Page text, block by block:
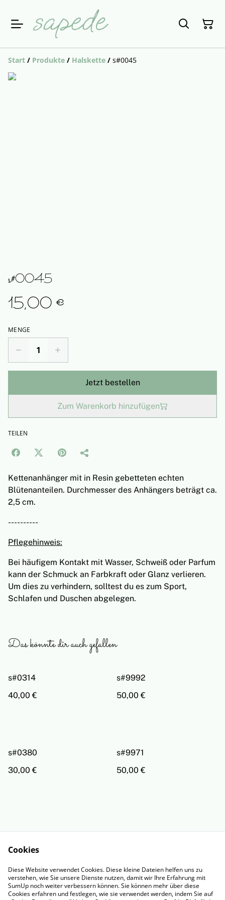
Start / Produkte / Halskette / s#0045
s#0045
15,00 €
MENGE
Jetzt bestellen
Zum Warenkorb hinzufügen
TEILEN
Kettenanhänger mit in Resin gebetteten echten
Blütenanteilen. Durchmesser des Anhängers beträgt ca.
2,5 cm.
----------
Pflegehinweis:
Bei häufigem Kontakt mit Wasser, Schweiß oder Parfum
kann der Schmuck an Farbkraft oder Glanz verlieren.
Um dies zu verhindern, solltest du es zum Sport,
Schlafen und Duschen abgelegen.
Das könnte dir auch gefallen
s#0314
40,00 €
s#9992
50,00 €
s#0380
30,00 €
s#9971
50,00 €
Bestimmungen
ungen von SumUp
Cookie-Richtlinie
Impressum
Cookies
Diese Website verwendet Cookies. Diese kleine Dateien helfen uns zu
verstehen, wie Sie unsere Dienste nutzen, damit wir Ihre Erfahrung mit
SumUp noch weiter verbessern können. Sie können mehr über diese
Cookies erfahren und festlegen, wie sie verwendet werden, indem Sie auf